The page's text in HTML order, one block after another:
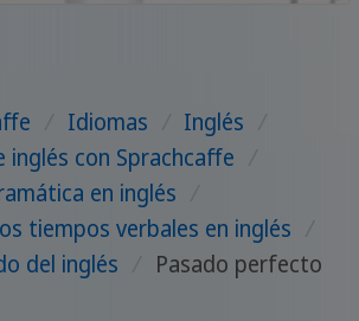
Idiomas Inglés
inglés con Sprachcaffe
en inglés
tiempos verbales en inglés
/
del inglés
Pasado perfecto